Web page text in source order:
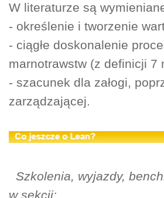
W literaturze są
- określenie i tworzenie
- ciągłe doskonalenie
marnotrawstw (z definicji 7
- szacunek dla załogi,
zarządzającej.
Szkolenia, wyjazdy,
w sekcji: